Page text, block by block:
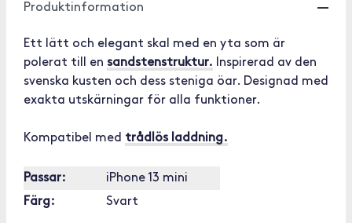
Produktinformation
Ett lätt och elegant skal med en yta som är
polerat till en sandstenstruktur. Inspirerad av den
svenska kusten och dess steniga öar. Designad med
exakta utskärningar för alla funktioner.
Kompatibel med trådlös laddning.
Passar:
iPhone 13 mini
Färg:
Svart